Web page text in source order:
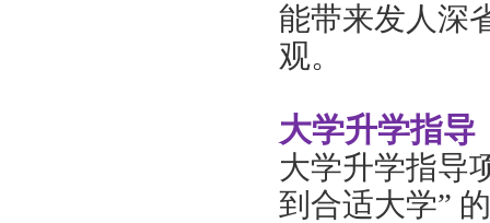
能带来发人深
观。
大学升学指导
大学升学指导
到合适大学”